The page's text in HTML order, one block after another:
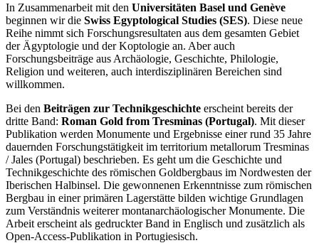
In Zusammenarbeit mit den Universitäten Basel und Genève
beginnen wir die Swiss Egyptological Studies (SES). Diese neue
Reihe nimmt sich Forschungsresultaten aus dem gesamten Gebiet
der Ägyptologie und der Koptologie an. Aber auch
Forschungsbeiträge aus Archäologie, Geschichte, Philologie,
Religion und weiteren, auch interdisziplinären Bereichen sind
willkommen.
Bei den Beiträgen zur Technikgeschichte erscheint bereits der
dritte Band: Roman Gold from Tresminas (Portugal). Mit dieser
Publikation werden Monumente und Ergebnisse einer rund 35 Jahre
dauernden Forschungstätigkeit im territorium metallorum Tresminas
/ Jales (Portugal) beschrieben. Es geht um die Geschichte und
Technikgeschichte des römischen Goldbergbaus im Nordwesten der
Iberischen Halbinsel. Die gewonnenen Erkenntnisse zum römischen
Bergbau in einer primären Lagerstätte bilden wichtige Grundlagen
zum Verständnis weiterer montanarchäologischer Monumente. Die
Arbeit erscheint als gedruckter Band in Englisch und zusätzlich als
Open-Access-Publikation in Portugiesisch.